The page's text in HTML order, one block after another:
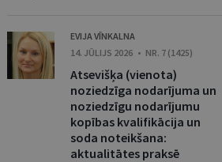
EVIJA VĪNKALNA
14. JŪLIJS 2026 • NR. 7 (1425)
Atsevišķa (vienota)
noziedzīga nodarījuma un
noziedzīgu nodarījumu
kopības kvalifikācija un
soda noteikšana:
aktualitātes praksē